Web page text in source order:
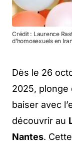
Crédit : Laurence
d’homosexuels en
Dès le 26
2025, plonge
baiser avec
découvrir au
Nantes.